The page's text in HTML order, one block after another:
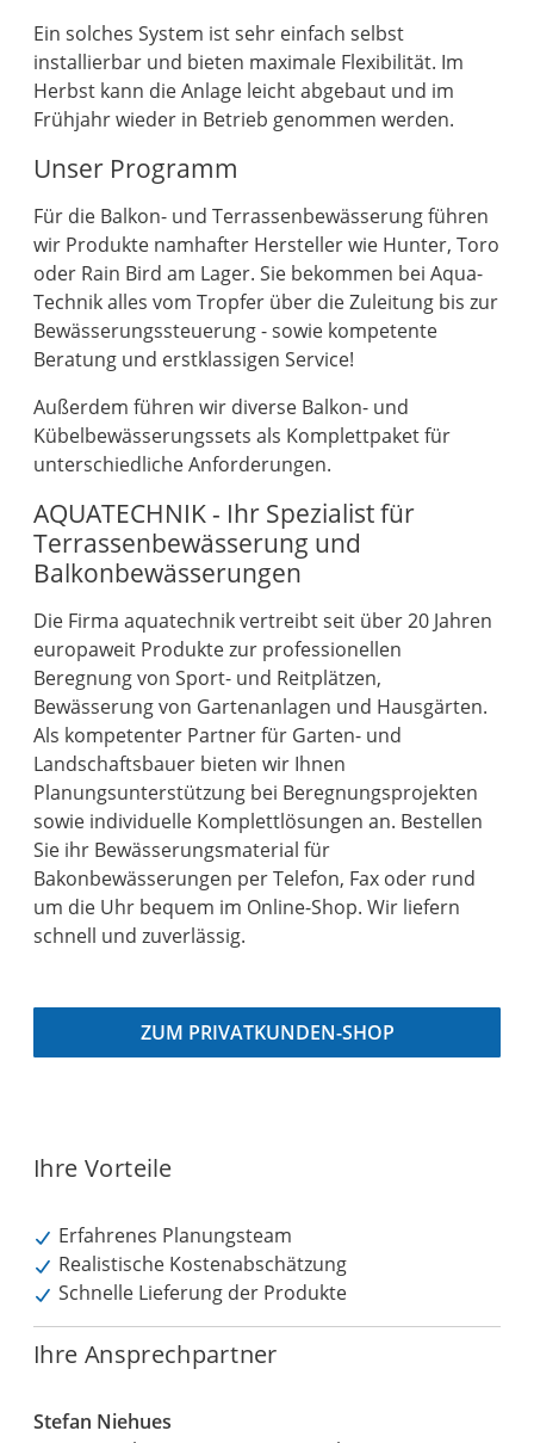
Ein solches System ist sehr einfach selbst
installierbar und bieten maximale Flexibilität. Im
Herbst kann die Anlage leicht abgebaut und im
Frühjahr wieder in Betrieb genommen werden.
Unser Programm
Für die Balkon- und Terrassenbewässerung führen
wir Produkte namhafter Hersteller wie Hunter, Toro
oder Rain Bird am Lager. Sie bekommen bei Aqua-
Technik alles vom Tropfer über die Zuleitung bis zur
Bewässerungssteuerung - sowie kompetente
Beratung und erstklassigen Service!
Außerdem führen wir diverse Balkon- und
Kübelbewässerungssets als Komplettpaket für
unterschiedliche Anforderungen.
AQUATECHNIK - Ihr Spezialist für
Terrassenbewässerung und
Balkonbewässerungen
Die Firma aquatechnik vertreibt seit über 20 Jahren
europaweit Produkte zur professionellen
Beregnung von Sport- und Reitplätzen,
Bewässerung von Gartenanlagen und Hausgärten.
Als kompetenter Partner für Garten- und
Landschaftsbauer bieten wir Ihnen
Planungsunterstützung bei Beregnungsprojekten
sowie individuelle Komplettlösungen an. Bestellen
Sie ihr Bewässerungsmaterial für
Bakonbewässerungen per Telefon, Fax oder rund
um die Uhr bequem im Online-Shop. Wir liefern
schnell und zuverlässig.
ZUM PRIVATKUNDEN-SHOP
Ihre Vorteile
Erfahrenes Planungsteam
Realistische Kostenabschätzung
Schnelle Lieferung der Produkte
Ihre Ansprechpartner
Stefan Niehues